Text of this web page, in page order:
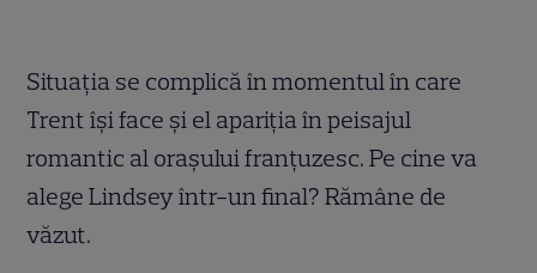
Situația se complică în momentul în care
Trent își face și el apariția în peisajul
romantic al orașului franțuzesc. Pe cine va
alege Lindsey într-un final? Rămâne de
văzut.